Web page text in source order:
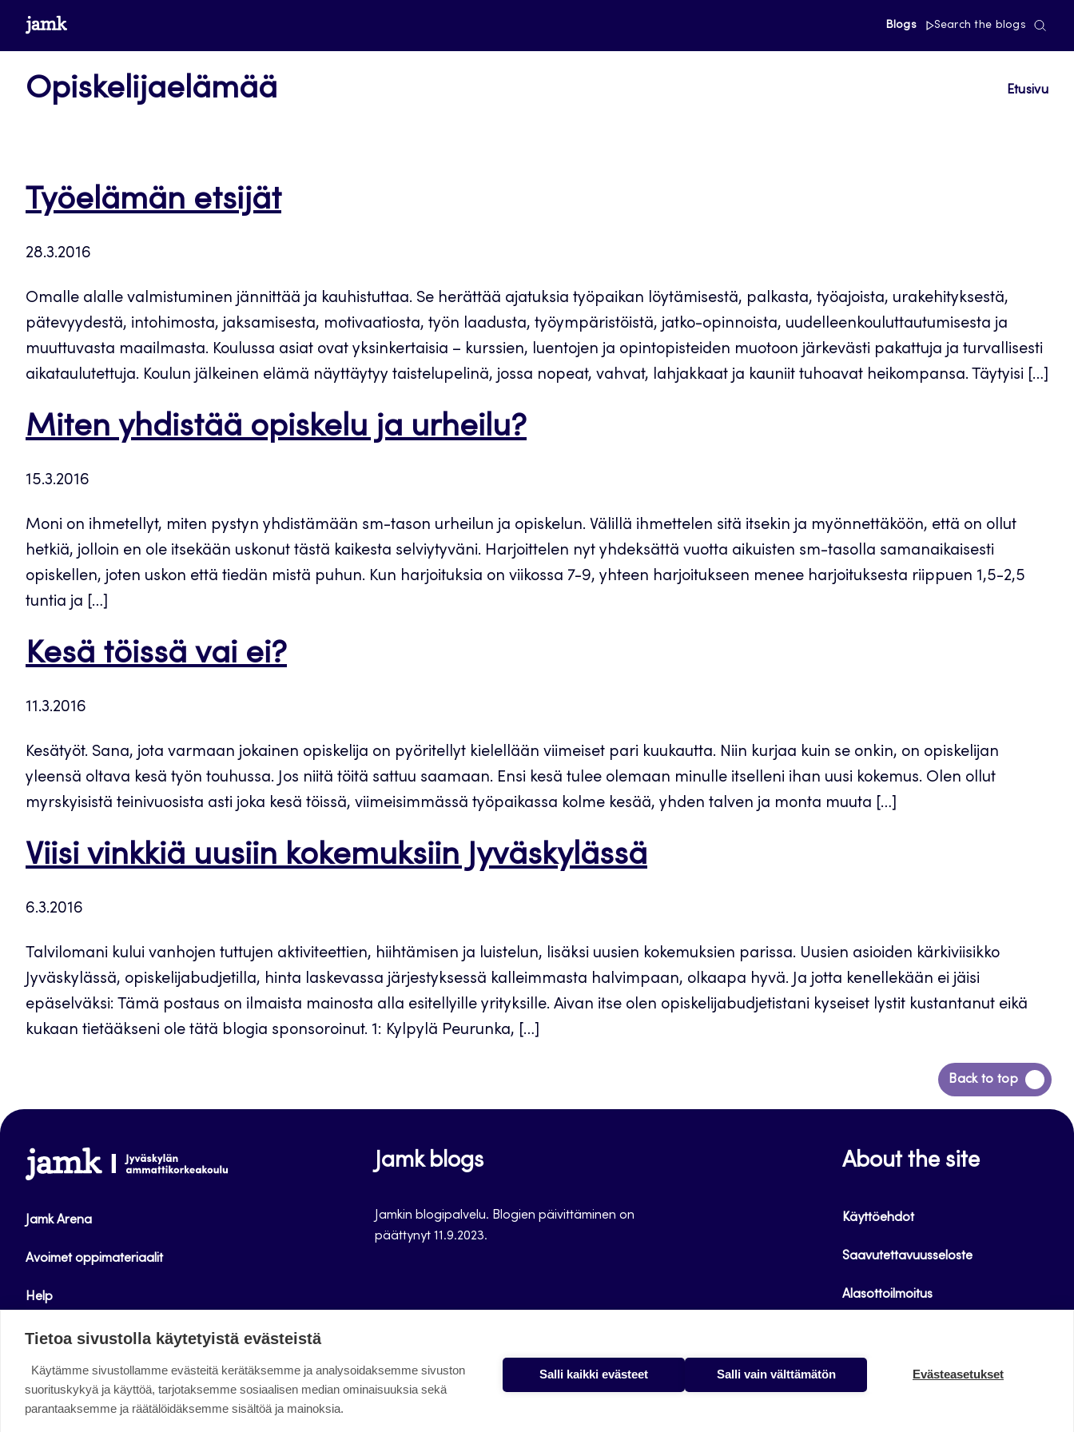
Siirrywww.jamk.fi Blogs Search the blogs
Opiskelijaelämää Etusivu
Työelämän etsijät
28.3.2016
Omalle alalle valmistuminen jännittää ja kauhistuttaa. Se herättää ajatuksia työpaikan löytämisestä, palkasta, työajoista, urakehityksestä,
pätevyydestä, intohimosta, jaksamisesta, motivaatiosta, työn laadusta, työympäristöistä, jatko-opinnoista, uudelleenkouluttautumisesta ja
muuttuvasta maailmasta. Koulussa asiat ovat yksinkertaisia – kurssien, luentojen ja opintopisteiden muotoon järkevästi pakattuja ja turvallisesti
aikataulutettuja. Koulun jälkeinen elämä näyttäytyy taistelupelinä, jossa nopeat, vahvat, lahjakkaat ja kauniit tuhoavat heikompansa. Täytyisi […]
Miten yhdistää opiskelu ja urheilu?
15.3.2016
Moni on ihmetellyt, miten pystyn yhdistämään sm-tason urheilun ja opiskelun. Välillä ihmettelen sitä itsekin ja myönnettäköön, että on ollut
hetkiä, jolloin en ole itsekään uskonut tästä kaikesta selviytyväni. Harjoittelen nyt yhdeksättä vuotta aikuisten sm-tasolla samanaikaisesti
opiskellen, joten uskon että tiedän mistä puhun. Kun harjoituksia on viikossa 7-9, yhteen harjoitukseen menee harjoituksesta riippuen 1,5-2,5
tuntia ja […]
Kesä töissä vai ei?
11.3.2016
Kesätyöt. Sana, jota varmaan jokainen opiskelija on pyöritellyt kielellään viimeiset pari kuukautta. Niin kurjaa kuin se onkin, on opiskelijan
yleensä oltava kesä työn touhussa. Jos niitä töitä sattuu saamaan. Ensi kesä tulee olemaan minulle itselleni ihan uusi kokemus. Olen ollut
myrskyisistä teinivuosista asti joka kesä töissä, viimeisimmässä työpaikassa kolme kesää, yhden talven ja monta muuta […]
Viisi vinkkiä uusiin kokemuksiin Jyväskylässä
6.3.2016
Talvilomani kului vanhojen tuttujen aktiviteettien, hiihtämisen ja luistelun, lisäksi uusien kokemuksien parissa. Uusien asioiden kärkiviisikko
Jyväskylässä, opiskelijabudjetilla, hinta laskevassa järjestyksessä kalleimmasta halvimpaan, olkaapa hyvä. Ja jotta kenellekään ei jäisi
epäselväksi: Tämä postaus on ilmaista mainosta alla esitellyille yrityksille. Aivan itse olen opiskelijabudjetistani kyseiset lystit kustantanut eikä
kukaan tietääkseni ole tätä blogia sponsoroinut. 1: Kylpylä Peurunka, […]
Back to top
Siirry
takaisin
www.jamk.fi
Jamk Arena
Avoimet oppimateriaalit
Help
Verkkolehdet
FacebookInstagram
LinkedinTwitterYouTube
Jamk blogs
Jamkin blogipalvelu. Blogien päivittäminen on
päättynyt 11.9.2023.
About the site
Käyttöehdot
Saavutettavuusseloste
Alasottoilmoitus
Tietoa sivustolla käytetyistä evästeistä
Käytämme sivustollamme evästeitä kerätäksemme ja analysoidaksemme sivuston
suorituskykyä ja käyttöä, tarjotaksemme sosiaalisen median ominaisuuksia sekä
parantaaksemme ja räätälöidäksemme sisältöä ja mainoksia.
Salli kaikki evästeet Salli vain välttämätön Evästeasetukset